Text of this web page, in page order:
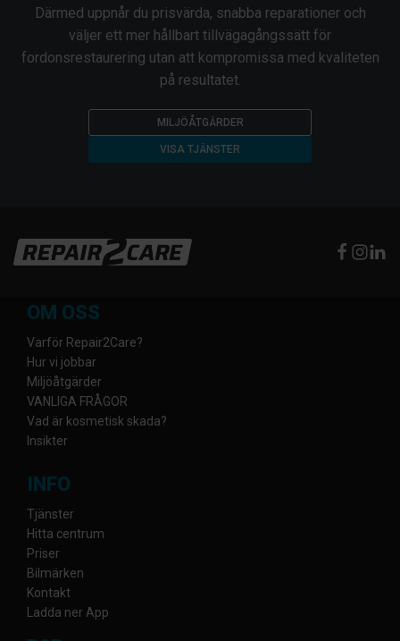
Därmed uppnår du prisvärda, snabba reparationer och
väljer ett mer hållbart tillvägagångssätt för
fordonsrestaurering utan att kompromissa med kvaliteten
på resultatet.
MILJÖÅTGÄRDER
VISA TJÄNSTER
OM OSS
Varför Repair2Care?
Hur vi jobbar
Miljöåtgärder
VANLIGA FRÅGOR
Vad är kosmetisk skada?
Insikter
INFO
Tjänster
Hitta centrum
Priser
Bilmärken
Kontakt
Ladda ner App